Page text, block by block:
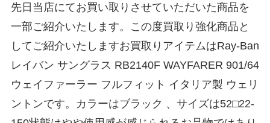
先日当店にてお買い取りさせていただいた商品を
一部ご紹介いたします。この度買取り強化商品と
してご紹介いたしますお買取りアイテムはRay-Ban
レイバン サングラス RB2140F WAYFARER 901/64
ウェイファーラー フルフィット イタリア製 ウェリ
ントンです。カラーはブラック 、サイズは52□22-